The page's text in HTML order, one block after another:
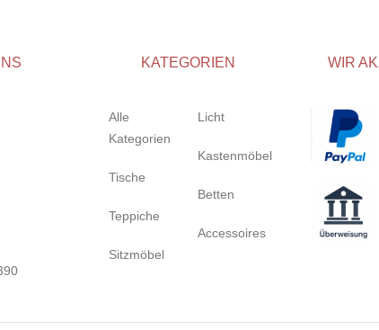
KATEGORIEN
Alle
Kategorien
Tische
Teppiche
Sitzmöbel
Licht
Kastenmöbel
Betten
Accessoires
WIR